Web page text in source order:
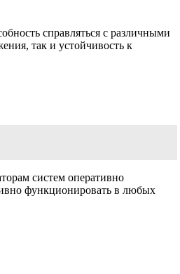
справляться с различными
так и устойчивость к
систем оперативно
функционировать в любых